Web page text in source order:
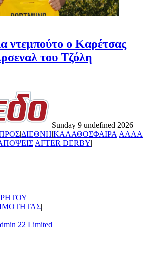
ντεμπούτο ο Καρέτσας
του Τζόλη
Sunday 9 undefined 2026
|ΔΙΕΘΝΗ|ΚΑΛΑΘΟΣΦΑΙΡΑ|ΑΛΛΑ
|AFTER DERBY|
|
|
22 Limited